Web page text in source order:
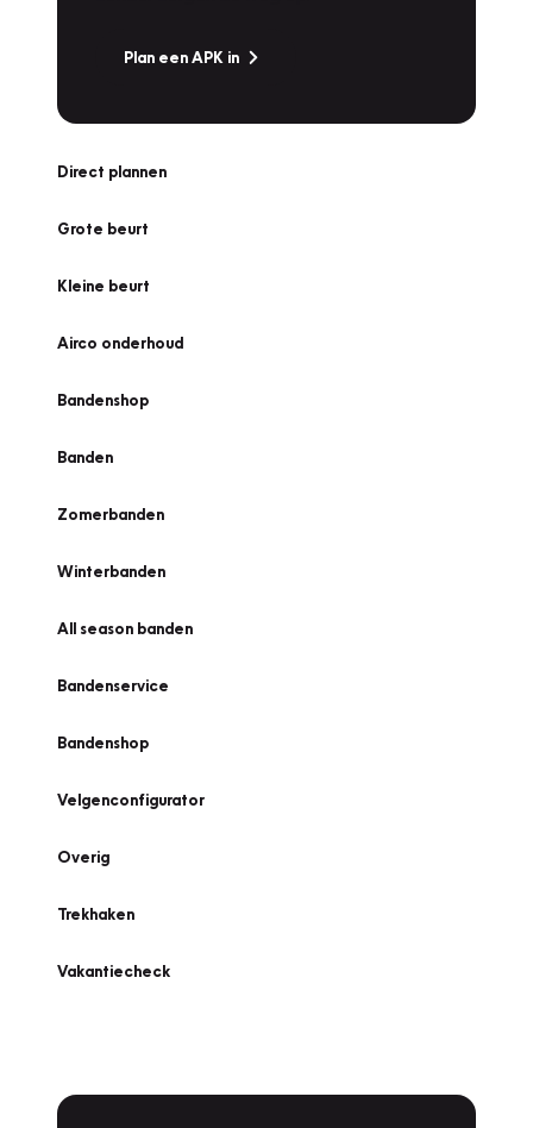
Plan een APK in
Direct plannen
Grote beurt
Kleine beurt
Airco onderhoud
Bandenshop
Banden
Zomerbanden
Winterbanden
All season banden
Bandenservice
Bandenshop
Velgenconfigurator
Overig
Trekhaken
Vakantiecheck